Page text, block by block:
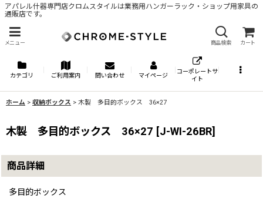
アパレル什器専門店クロムスタイルは業務用ハンガーラック・ショップ用家具の
通販店です。
メニュー 商品検索 カート
カテゴリ ご利用案内 問い合わせ マイページ
コーポレートサ
イト
ホーム > 収納ボックス > 木製 多目的ボックス 36×27
木製 多目的ボックス 36×27 [J-WI-26BR]
商品詳細
多目的ボックス